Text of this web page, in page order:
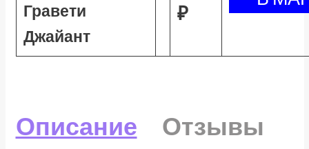
Гравети
Джайант
₽
Описание
Отзывы